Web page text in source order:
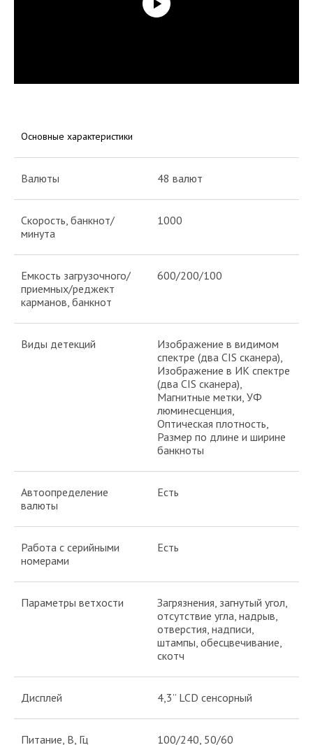
Основные характеристики
Валюты 48 валют
Скорость, банкнот/
минута
1000
Емкость загрузочного/
приемных/реджект
карманов, банкнот
600/200/100
Виды детекций
Изображение в видимом
спектре (два CIS сканера),
Изображение в ИК спектре
(два CIS сканера),
Магнитные метки, УФ
люминесценция,
Оптическая плотность,
Размер по длине и ширине
банкноты
Автоопределение
валюты
Есть
Работа с серийными
номерами
Есть
Параметры ветхости
Загрязнения, загнутый угол,
отсутствие угла, надрыв,
отверстия, надписи,
штампы, обесцвечивание,
скотч
Дисплей 4,3” LCD сенсорный
Питание, В, Гц 100/240, 50/60